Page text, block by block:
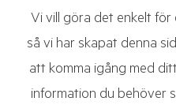
Vi vill göra det enkelt
så vi har skapat denna
att komma igång med
information du behöver